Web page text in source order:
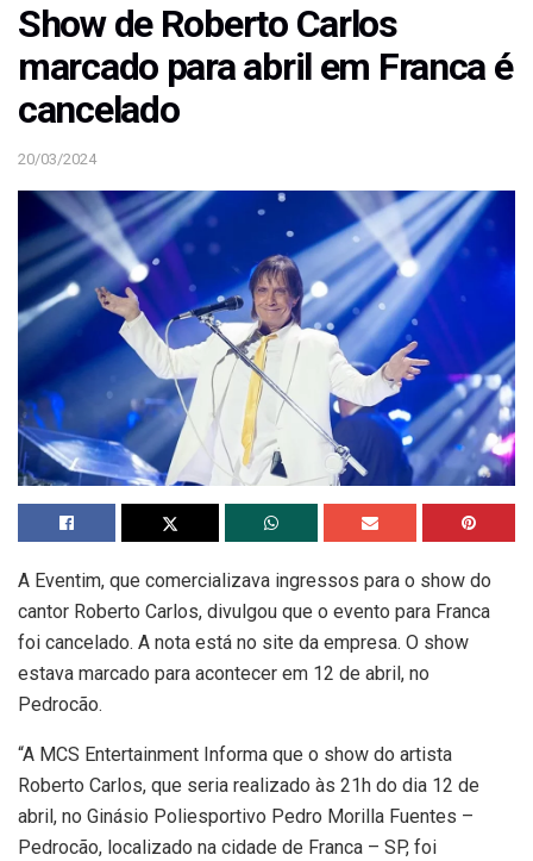
Show de Roberto Carlos
marcado para abril em Franca é
cancelado
20/03/2024
A Eventim, que comercializava ingressos para o show do
cantor Roberto Carlos, divulgou que o evento para Franca
foi cancelado. A nota está no site da empresa. O show
estava marcado para acontecer em 12 de abril, no
Pedrocão.
“A MCS Entertainment Informa que o show do artista
Roberto Carlos, que seria realizado às 21h do dia 12 de
abril, no Ginásio Poliesportivo Pedro Morilla Fuentes –
Pedrocão, localizado na cidade de Franca – SP, foi